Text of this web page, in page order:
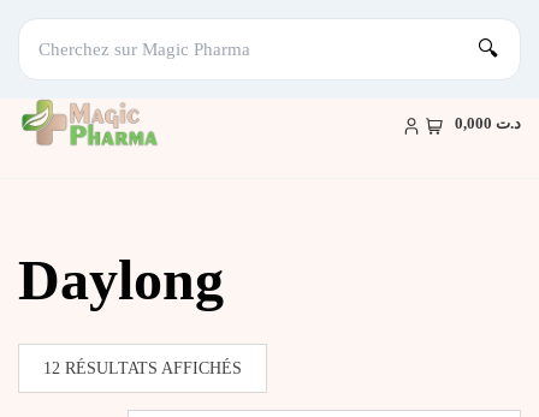
🔍
content
د.ت 0,000
Daylong
12 RÉSULTATS AFFICHÉS
DU